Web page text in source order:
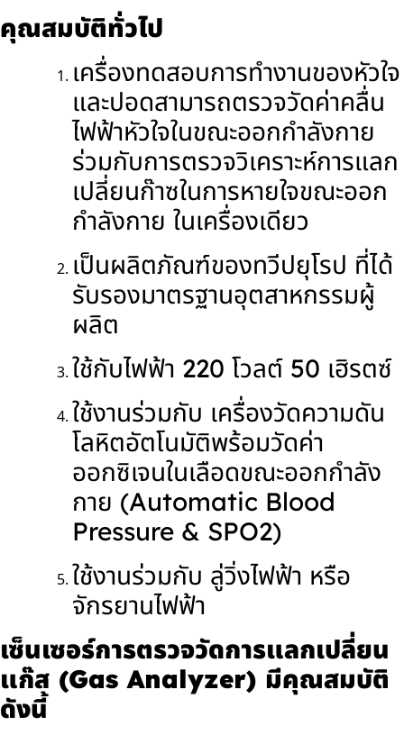
คุณสมบัติทั่วไป
เครื่องทดสอบการทำงานของหัวใจ
และปอดสามารถตรวจวัดค่าคลื่น
ไฟฟ้าหัวใจในขณะออกกำลังกาย
ร่วมกับการตรวจวิเคราะห์การแลก
เปลี่ยนก๊าซในการหายใจขณะออก
กำลังกาย ในเครื่องเดียว
เป็นผลิตภัณฑ์ของทวีปยุโรป ที่ได้
รับรองมาตรฐานอุตสาหกรรมผู้
ผลิต
ใช้กับไฟฟ้า 220 โวลต์ 50 เฮิรตซ์
ใช้งานร่วมกับ เครื่องวัดความดัน
โลหิตอัตโนมัติพร้อมวัดค่า
ออกซิเจนในเลือดขณะออกกำลัง
กาย (Automatic Blood
Pressure & SPO2)
ใช้งานร่วมกับ ลู่วิ่งไฟฟ้า หรือ
จักรยานไฟฟ้า
เซ็นเซอร์การตรวจวัดการแลกเปลี่ยน
แก๊ส (Gas Analyzer) มีคุณสมบัติ
ดังนี้